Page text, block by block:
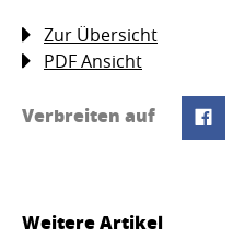
Zur Übersicht
PDF Ansicht
Verbreiten auf
Weitere Artikel